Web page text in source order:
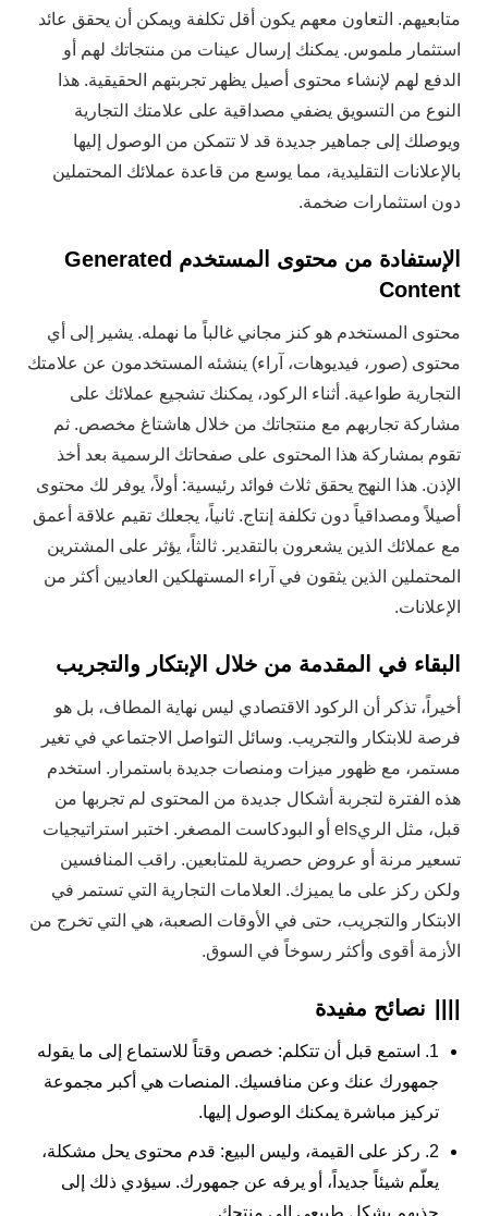
متابعيهم. التعاون معهم يكون أقل تكلفة ويمكن أن يحقق عائد
استثمار ملموس. يمكنك إرسال عينات من منتجاتك لهم أو
الدفع لهم لإنشاء محتوى أصيل يظهر تجربتهم الحقيقية. هذا
النوع من التسويق يضفي مصداقية على علامتك التجارية
ويوصلك إلى جماهير جديدة قد لا تتمكن من الوصول إليها
بالإعلانات التقليدية، مما يوسع من قاعدة عملائك المحتملين
دون استثمارات ضخمة.
الإستفادة من محتوى المستخدم Generated
Content
محتوى المستخدم هو كنز مجاني غالباً ما نهمله. يشير إلى أي
محتوى (صور، فيديوهات، آراء) ينشئه المستخدمون عن علامتك
التجارية طواعية. أثناء الركود، يمكنك تشجيع عملائك على
مشاركة تجاربهم مع منتجاتك من خلال هاشتاغ مخصص. ثم
تقوم بمشاركة هذا المحتوى على صفحاتك الرسمية بعد أخذ
الإذن. هذا النهج يحقق ثلاث فوائد رئيسية: أولاً، يوفر لك محتوى
أصيلاً ومصداقياً دون تكلفة إنتاج. ثانياً، يجعلك تقيم علاقة أعمق
مع عملائك الذين يشعرون بالتقدير. ثالثاً، يؤثر على المشترين
المحتملين الذين يثقون في آراء المستهلكين العاديين أكثر من
الإعلانات.
البقاء في المقدمة من خلال الإبتكار والتجريب
أخيراً، تذكر أن الركود الاقتصادي ليس نهاية المطاف، بل هو
فرصة للابتكار والتجريب. وسائل التواصل الاجتماعي في تغير
مستمر، مع ظهور ميزات ومنصات جديدة باستمرار. استخدم
هذه الفترة لتجربة أشكال جديدة من المحتوى لم تجربها من
قبل، مثل الريels أو البودكاست المصغر. اختبر استراتيجيات
تسعير مرنة أو عروض حصرية للمتابعين. راقب المنافسين
ولكن ركز على ما يميزك. العلامات التجارية التي تستمر في
الابتكار والتجريب، حتى في الأوقات الصعبة، هي التي تخرج من
الأزمة أقوى وأكثر رسوخاً في السوق.
نصائح مفيدة
1. استمع قبل أن تتكلم: خصص وقتاً للاستماع إلى ما يقوله
جمهورك عنك وعن منافسيك. المنصات هي أكبر مجموعة
تركيز مباشرة يمكنك الوصول إليها.
2. ركز على القيمة، وليس البيع: قدم محتوى يحل مشكلة،
يعلّم شيئاً جديداً، أو يرفه عن جمهورك. سيؤدي ذلك إلى